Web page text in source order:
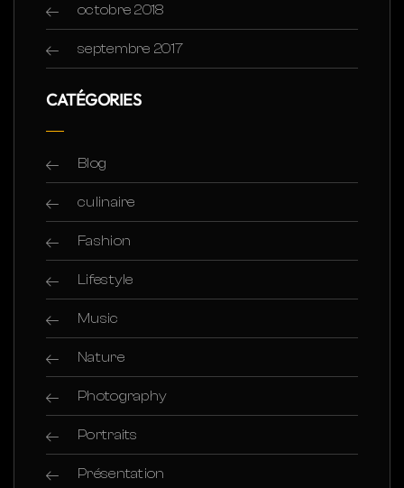
octobre 2018
septembre 2017
CATÉGORIES
Blog
culinaire
Fashion
Lifestyle
Music
Nature
Photography
Portraits
Présentation